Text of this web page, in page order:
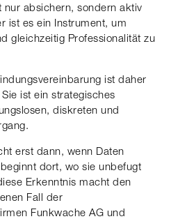
nur absichern, sondern aktiv
ist es ein Instrument, um
gleichzeitig Professionalität zu
ist daher
ist ein strategisches
diskreten und
erst dann, wenn Daten
dort, wo sie unbefugt
Erkenntnis macht den
Fall der
Funkwache AG und